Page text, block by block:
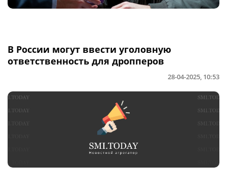
В России могут ввести уголовную
ответственность для дропперов
28-04-2025, 10:53